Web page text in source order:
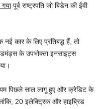
पूर्व राष्ट्रपति जो बिडेन की ईवी
कार के लिए प्रतिबद्ध हैं, तो
के उपभोक्ता इनसाइट्स
पिछले साल लागू हुए और क्रेडिट के
20 इलेक्ट्रिक और हाइब्रिड